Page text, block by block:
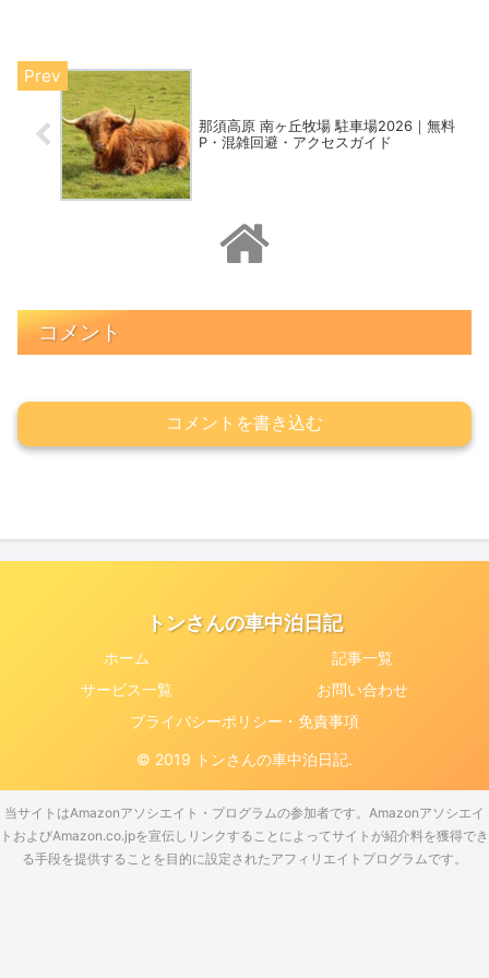
那須高原 南ヶ丘牧場 駐車場2026｜無料
P・混雑回避・アクセスガイド
コメント
コメントを書き込む
トンさんの車中泊日記
ホーム
記事一覧
サービス一覧
お問い合わせ
プライバシーポリシー・免責事項
© 2019 トンさんの車中泊日記.
当サイトはAmazonアソシエイト・プログラムの参加者です。Amazonアソシエイ
トおよびAmazon.co.jpを宣伝しリンクすることによってサイトが紹介料を獲得でき
る手段を提供することを目的に設定されたアフィリエイトプログラムです。